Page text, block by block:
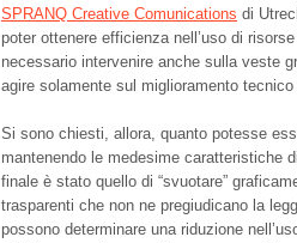
SPRANQ Creative Comunications di
poter ottenere efficienza nell’uso di
necessario intervenire anche sulla veste
agire solamente sul miglioramento
Si sono chiesti, allora, quanto potesse
mantenendo le medesime caratteristiche
finale è stato quello di “svuotare”
trasparenti che non ne pregiudicano la
possono determinare una riduzione